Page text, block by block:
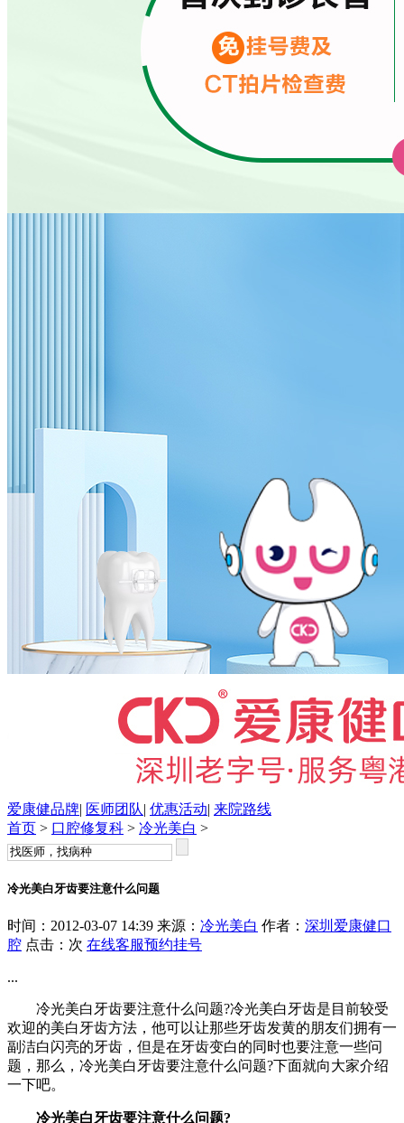
爱康健品牌| 医师团队| 优惠活动| 来院路线
首页 > 口腔修复科 > 冷光美白 >
冷光美白牙齿要注意什么问题
时间：2012-03-07 14:39 来源： 冷光美白 作者： 深圳爱康健口
腔 点击： 次 在线客服预约挂号
...
冷光美白牙齿要注意什么问题?冷光美白牙齿是目前较受
欢迎的美白牙齿方法，他可以让那些牙齿发黄的朋友们拥有一
副洁白闪亮的牙齿，但是在牙齿变白的同时也要注意一些问
题，那么，冷光美白牙齿要注意什么问题?下面就向大家介绍
一下吧。
冷光美白牙齿要注意什么问题?